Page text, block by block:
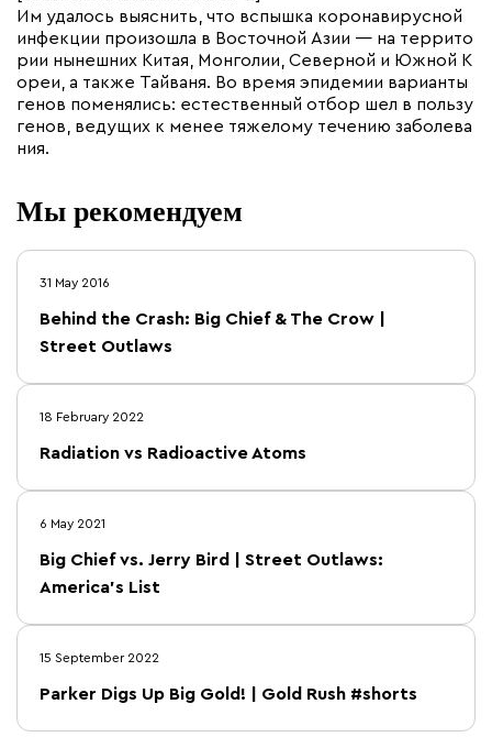
Им удалось выяснить, что вспышка коронавирусной
инфекции произошла в Восточной Азии — на террито
рии нынешних Китая, Монголии, Северной и Южной К
ореи, а также Тайваня. Во время эпидемии варианты
генов поменялись: естественный отбор шел в пользу
генов, ведущих к менее тяжелому течению заболева
ния.
Мы рекомендуем
31 May 2016
Behind the Crash: Big Chief & The Crow |
Street Outlaws
18 February 2022
Radiation vs Radioactive Atoms
6 May 2021
Big Chief vs. Jerry Bird | Street Outlaws:
America's List
15 September 2022
Parker Digs Up Big Gold! | Gold Rush #shorts